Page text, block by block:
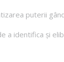
puterii
a identifica și